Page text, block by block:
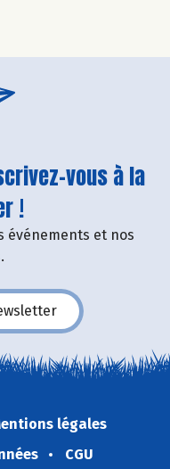
vous à la
!
événements et nos
légales
CGU